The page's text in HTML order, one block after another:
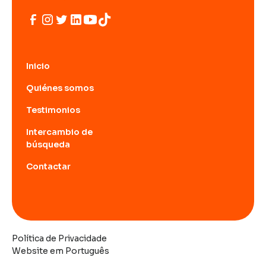
Inicio
Quiénes somos
Testimonios
Intercambio de
búsqueda
Contactar
Website em Português
Política de Privacidade